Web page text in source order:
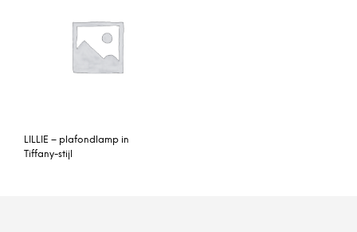
LILLIE – plafondlamp in
Tiffany-stijl